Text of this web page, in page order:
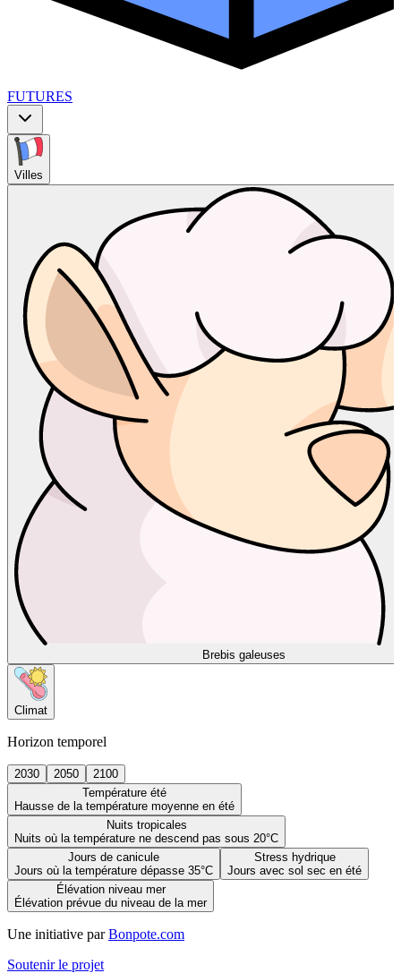
FUTURES
Villes
Brebis galeuses
Climat
Horizon temporel
2030 2050
2100
Température été
Hausse de la température moyenne en été
Nuits tropicales
Nuits où la température ne descend pas sous 20°C
Jours de canicule
Jours où la température dépasse 35°C
Stress hydrique
Jours avec sol sec en été
Élévation niveau mer
Élévation prévue du niveau de la mer
Une initiative par Bonpote.com
Soutenir le projet